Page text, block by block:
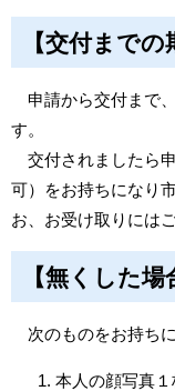
【交付までの
申請から交付まで
す。
交付されましたら
可）をお持ちになり
お、お受け取りには
【無くした場
次のものをお持ち
本人の顔写真